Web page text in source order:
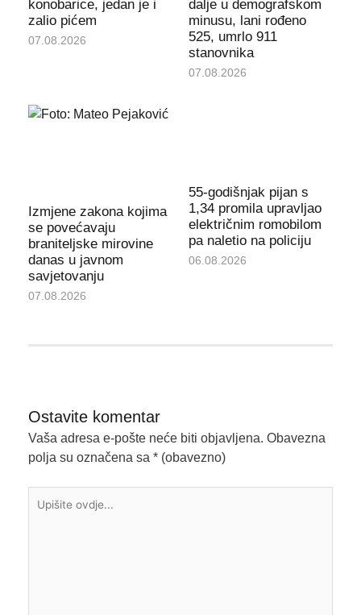
konobarice, jedan je i
zalio pićem
07.08.2026
dalje u demografskom
minusu, lani rođeno
525, umrlo 911
stanovnika
07.08.2026
Izmjene zakona kojima
se povećavaju
braniteljske mirovine
danas u javnom
savjetovanju
07.08.2026
55-godišnjak pijan s
1,34 promila upravljao
električnim romobilom
pa naletio na policiju
06.08.2026
Ostavite komentar
Vaša adresa e-pošte neće biti objavljena. Obavezna
polja su označena sa * (obavezno)
ovdje...